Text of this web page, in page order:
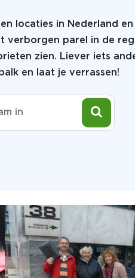
locaties in Nederland en
verborgen parel in de
zien. Liever iets
en laat je verrassen!